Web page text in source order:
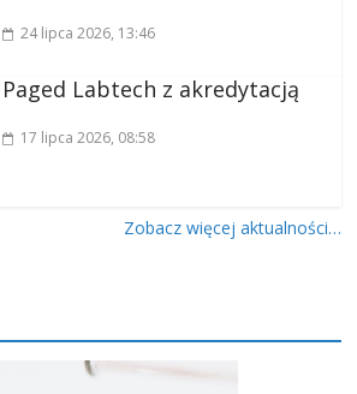
24 lipca 2026, 13:46
Paged Labtech z akredytacją
17 lipca 2026, 08:58
Zobacz więcej aktualności…